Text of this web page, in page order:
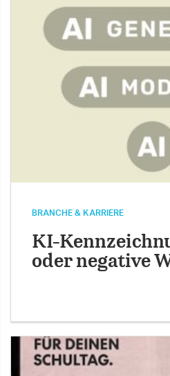
BRANCHE & KARRIERE
KI-
oder negative